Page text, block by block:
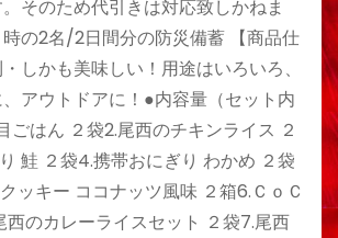
そのため代引きは対応致しかねま
の2名/2日間分の防災備蓄 【商品仕
しかも美味しい！用途はいろいろ、
アウトドアに！●内容量（セット内
ごはん ２袋2.尾西のチキンライス ２
鮭 ２袋4.携帯おにぎり わかめ ２袋
ッキー ココナッツ風味 ２箱6.ＣｏＣ
西のカレーライスセット ２袋7.尾西